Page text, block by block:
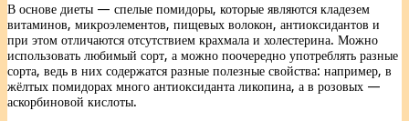
В основе диеты — спелые помидоры, которые являются кладезем
витаминов, микроэлементов, пищевых волокон, антиоксидантов и
при этом отличаются отсутствием крахмала и холестерина. Можно
использовать любимый сорт, а можно поочередно употреблять разные
сорта, ведь в них содержатся разные полезные свойства: например, в
жёлтых помидорах много антиоксиданта ликопина, а в розовых —
аскорбиновой кислоты.